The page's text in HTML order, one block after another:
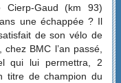
Cierp-Gaud (km 93)
une échappée ? Il
de son vélo de
BMC l’an passé,
qui lui permettra, 2
titre de champion du